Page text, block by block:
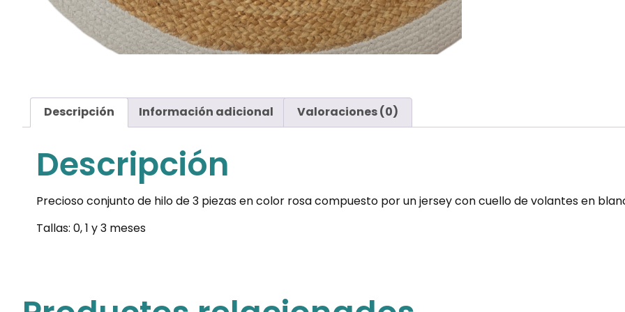
Descripción Información adicional Valoraciones (0)
Descripción
Precioso conjunto de hilo de 3 piezas en color rosa compuesto por un jersey con cuello de volantes en
Tallas: 0, 1 y 3 meses